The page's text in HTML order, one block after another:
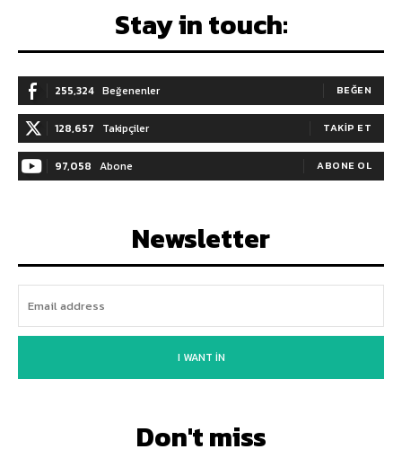
Stay in touch:
255,324 Beğenenler BEĞEN
128,657 Takipçiler TAKIP ET
97,058 Abone ABONE OL
Newsletter
I WANT IN
Don't miss